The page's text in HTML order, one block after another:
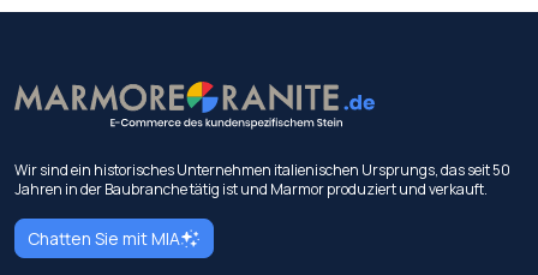
Wir sind ein historisches Unternehmen italienischen Ursprungs, das seit 50
Jahren in der Baubranche tätig ist und Marmor produziert und verkauft.
Chatten Sie mit MIA